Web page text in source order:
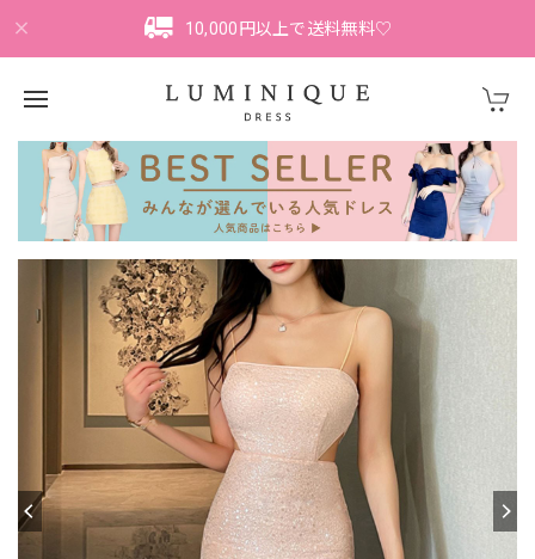
10,000円以上で送料無料♡